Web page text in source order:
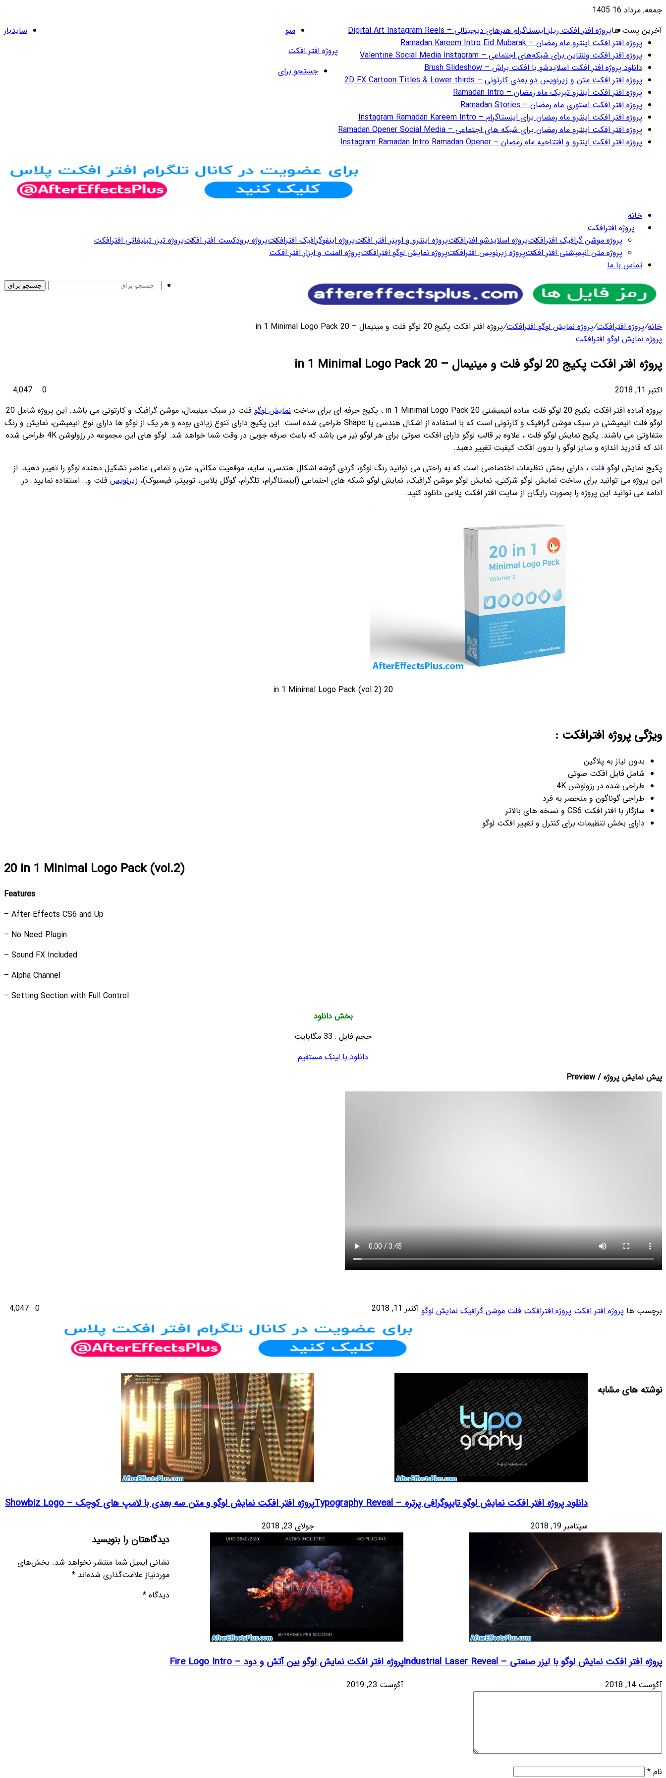
جمعه, مرداد 16 1405
آخرین پست هاپروژه افتر افکت ریلز اینستاگرام هنرهای دیجیتالی – Digital Art Instagram Reels
پروژه افتر افکت اینترو ماه رمضان – Ramadan Kareem Intro Eid Mubarak
پروژه افتر افکت ولنتاین برای شبکه‌های اجتماعی – Valentine Social Media Instagram
دانلود پروژه افتر افکت اسلایدشو با افکت براش – Brush Slideshow
پروژه افتر افکت متن و زیرنویس دو بعدی کارتونی – 2D FX Cartoon Titles & Lower thirds
پروژه افتر افکت اینترو تبریک ماه رمضان – Ramadan Intro
پروژه افتر افکت استوری ماه رمضان – Ramadan Stories
پروژه افتر افکت اینترو ماه رمضان برای اینستاگرام – Instagram Ramadan Kareem Intro
پروژه افتر افکت اینترو ماه رمضان برای شبکه های اجتماعی – Ramadan Opener Social Media
پروژه افتر افکت اینترو و افتتاحیه ماه رمضان – Instagram Ramadan Intro Ramadan Opener
سایدبار
منو
پروژه افتر افکت
جستجو برای
خانه
پروژه افترافکت
پروژه موشن گرافیک افترافکتپروژه اسلایدشو افترافکتپروژه اینترو و اوپنر افتر افکتپروژه اینفوگرافیک افترافکتپروژه برودکست افتر افکتپروژه تیزر تبلیغاتی افترافکت
پروژه متن انیمیشنی افتر افکتپروژه زیرنویس افترافکتپروژه نمایش لوگو افترافکتپروژه المنت و ابزار افتر افکت
تماس با ما
جستجو برای
خانه/پروژه افترافکت/پروژه نمایش لوگو افترافکت/پروژه افتر افکت پکیج 20 لوگو فلت و مینیمال – 20 in 1 Minimal Logo Pack
پروژه نمایش لوگو افترافکت
پروژه افتر افکت پکیج 20 لوگو فلت و مینیمال – 20 in 1 Minimal Logo Pack
اکتبر 11, 2018 0
پروژه آماده افتر افکت پکیج 20 لوگو فلت ساده انیمیشنی 20 in 1 Minimal Logo Pack ، پکیج حرفه ای برای ساخت
نمایش لوگو
فلت در سبک مینیمال، موشن گرافیک و کارتونی می باشد. این پروژه شامل 20
لوگو فلت انیمیشنی در سبک موشن گرافیک و کارتونی است که با استفاده از اشکال هندسی یا Shape طراحی شده است. این پکیج دارای تنوع زیادی بوده و هر یک از لوگو ها دارای نوع انیمیشن، نمایش و رنگ
متفاوتی می باشند. پکیج نمایش لوگو فلت ، علاوه بر قالب لوگو دارای افکت صوتی برای هر لوگو نیز می باشد که باعث صرفه جویی در وقت شما خواهد شد. لوگو های این مجموعه در رزولوشن 4K طراحی شده
اند که قادرید اندازه و سایز لوگو را بدون افکت کیفیت تغییر دهید.
پکیج نمایش لوگو فلت ، دارای بخش تنظیمات اختصاصی است که به راحتی می توانید رنگ لوگو، گردی گوشه اشکال هندسی، سایه، موقعیت مکانی، متن و تمامی عناصر تشکیل دهنده لوگو را تغییر دهید. از
این پروژه می توانید برای ساخت نمایش لوگو شرکتی، نمایش لوگو موشن گرافیک، نمایش لوگو شبکه های اجتماعی (اینستاگرام، تلگرام، گوگل پلاس، توییتر، فیسبوک)، زیرنویس فلت و… استفاده نمایید. در
ادامه می توانید این پروژه را بصورت رایگان از سایت افتر افکت پلاس دانلود کنید.
20 in 1 Minimal Logo Pack (vol.2)
ویژگی پروژه افترافکت :
بدون نیاز به پلاگین
شامل فایل افکت صوتی
طراحی شده در رزولوشن 4K
طراحی گوناگون و منحصر به فرد
سازگار با افتر افکت CS6 و نسخه های بالاتر
دارای بخش تنظیمات برای کنترل و تغییر افکت لوگو
20 in 1 Minimal Logo Pack (vol.2)
Features
– After Effects CS6 and Up
– No Need Plugin
– Sound FX Included
– Alpha Channel
– Setting Section with Full Control
بخش دانلود
حجم فایل : 33 مگابایت
دانلود با لینک مستقیم
پیش نمایش پروژه / Preview
برچسب ها پروژه افتر افکت پروژه افترافکت فلت موشن گرافیک نمایش لوگو اکتبر 11, 2018 0
نوشته های مشابه
دانلود پروژه افتر افکت نمایش لوگو تایپوگرافی پرتره – Typography Reveal
سپتامبر 19, 2018
پروژه افتر افکت نمایش لوگو و متن سه بعدی با لامپ های کوچک – Showbiz Logo
جولای 23, 2018
پروژه افتر افکت نمایش لوگو با لیزر صنعتی – Industrial Laser Reveal
آگوست 14, 2018
پروژه افتر افکت نمایش لوگو بین آتش و دود – Fire Logo Intro
آگوست 23, 2019
دیدگاهتان را بنویسید
نشانی ایمیل شما منتشر نخواهد شد. بخش‌های
موردنیاز علامت‌گذاری شده‌اند *
دیدگاه *
نام *